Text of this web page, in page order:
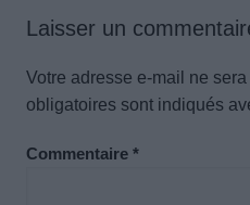
Laisser un
Votre adresse e-mail ne
obligatoires sont indiqués
Commentaire *